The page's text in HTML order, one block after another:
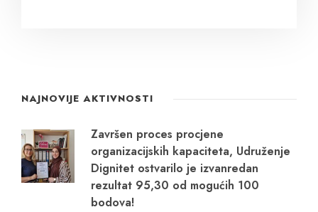
NAJNOVIJE AKTIVNOSTI
Završen proces procjene
organizacijskih kapaciteta, Udruženje
Dignitet ostvarilo je izvanredan
rezultat 95,30 od mogućih 100
bodova!